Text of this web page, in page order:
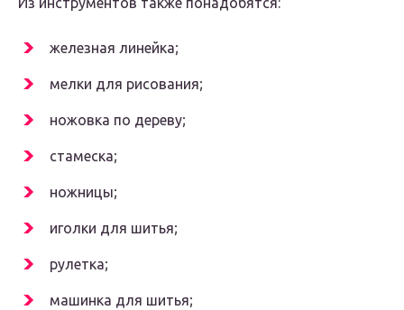
железная линейка;
мелки для рисования;
ножовка по дереву;
стамеска;
ножницы;
иголки для шитья;
рулетка;
машинка для шитья;